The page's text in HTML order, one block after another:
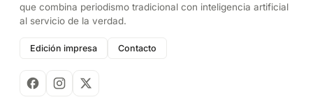
que combina periodismo tradicional con inteligencia artificial
al servicio de la verdad.
Edición impresa Contacto